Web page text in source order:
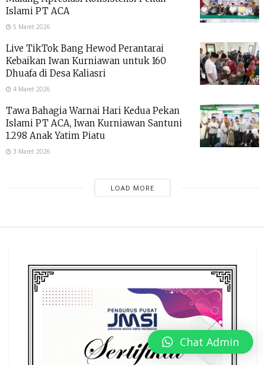
Islami PT ACA
5 Maret 2026
Live TikTok Bang Hewod Perantarai
Kebaikan Iwan Kurniawan untuk 160
Dhuafa di Desa Kaliasri
4 Maret 2026
Tawa Bahagia Warnai Hari Kedua Pekan
Islami PT ACA, Iwan Kurniawan Santuni
1.298 Anak Yatim Piatu
3 Maret 2026
LOAD MORE
Chat Admin